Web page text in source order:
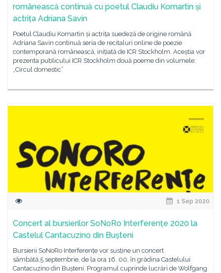
românească continuă cu poetul Claudiu Komartin și
actrița Adriana Savin
Poetul Claudiu Komartin și actrița suedeză de origine română
Adriana Savin continuă seria de recitaluri online de poezie
contemporană românească, inițiată de ICR Stockholm. Aceștia vor
prezenta publicului ICR Stockholm două poeme din volumele:
„Circul domestic”
1 Sep 2020
Concert al bursierilor SoNoRo Interferențe 2020 la
Castelul Cantacuzino din Bușteni
Bursierii SoNoRo Interferențe vor susține un concert
sâmbătă,5 septembrie, de la ora 16. 00, în grădina Castelului
Cantacuzino din Bușteni. Programul cuprinde lucrări de Wolfgang